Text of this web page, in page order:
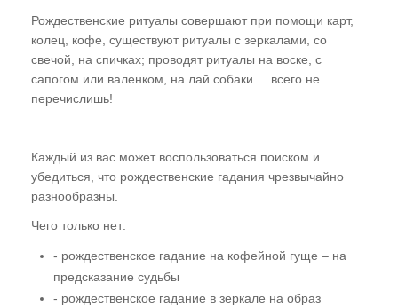
Рождественские ритуалы совершают при помощи карт,
колец, кофе, существуют ритуалы с зеркалами, со
свечой, на спичках; проводят ритуалы на воске, с
сапогом или валенком, на лай собаки.... всего не
перечислишь!
Каждый из вас может воспользоваться поиском и
убедиться, что рождественские гадания чрезвычайно
разнообразны.
Чего только нет:
- рождественское гадание на кофейной гуще – на
предсказание судьбы
- рождественское гадание в зеркале на образ